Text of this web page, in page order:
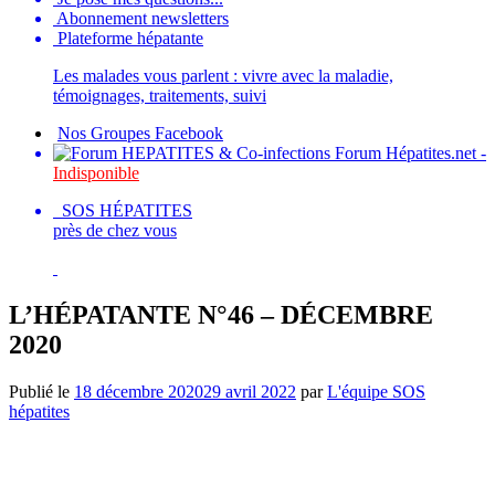
Abonnement newsletters
Plateforme hépatante
Les malades vous parlent : vivre avec la maladie,
témoignages, traitements, suivi
Nos Groupes Facebook
Forum Hépatites.net -
Indisponible
SOS HÉPATITES
près de chez vous
L’HÉPATANTE N°46 – DÉCEMBRE
2020
Publié le 18 décembre 202029 avril 2022 parL'équipe SOS
hépatites